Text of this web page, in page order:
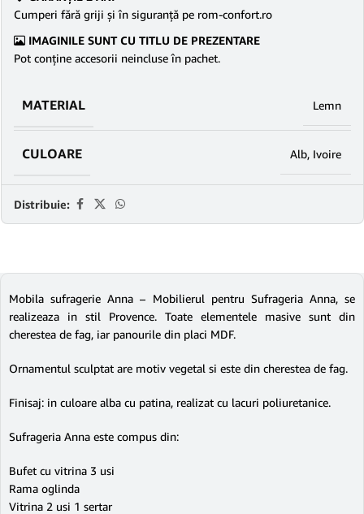
Cumperi fără griji şi în siguranţă pe rom-confort.ro
IMAGINILE SUNT CU TITLU DE PREZENTARE
Pot conține accesorii neincluse în pachet.
MATERIAL Lemn
CULOARE Alb, Ivoire
Distribuie:
Mobila sufragerie Anna – Mobilierul pentru Sufrageria Anna, se
realizeaza in stil Provence. Toate elementele masive sunt din
cherestea de fag, iar panourile din placi MDF.
Ornamentul sculptat are motiv vegetal si este din cherestea de fag.
Finisaj: in culoare alba cu patina, realizat cu lacuri poliuretanice.
Sufrageria Anna este compus din:
Bufet cu vitrina 3 usi
Rama oglinda
Vitrina 2 usi 1 sertar